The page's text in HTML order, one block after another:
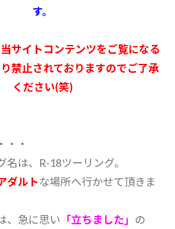
す。
サイトコンテンツをご覧になる
禁止されておりますのでご了承
ください(笑)
・・
は、R-18ツーリング。
ダルトな場所へ行かせて頂きま
、急に思い 「立ちました」 の